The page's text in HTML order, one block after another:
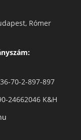
Rómer
70-2-897-897
24662046 K&H